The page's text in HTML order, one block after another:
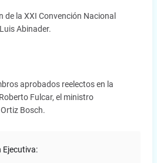
la XXI Convención Nacional
Abinader.
aprobados reelectos en la
Fulcar, el ministro
Bosch.
Ejecutiva: